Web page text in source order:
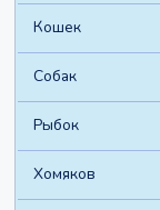
Кошек
Собак
Рыбок
Хомяков